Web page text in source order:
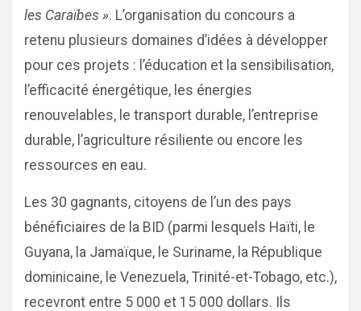
les Caraïbes ». L’organisation du concours a
retenu plusieurs domaines d’idées à développer
pour ces projets : l’éducation et la sensibilisation,
l’efficacité énergétique, les énergies
renouvelables, le transport durable, l’entreprise
durable, l’agriculture résiliente ou encore les
ressources en eau.
Les 30 gagnants, citoyens de l’un des pays
bénéficiaires de la BID (parmi lesquels Haïti, le
Guyana, la Jamaïque, le Suriname, la République
dominicaine, le Venezuela, Trinité-et-Tobago, etc.),
recevront entre 5 000 et 15 000 dollars. Ils